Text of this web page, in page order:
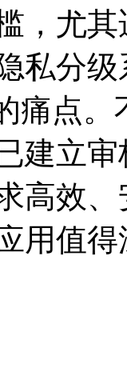
，尤
私分
痛点
建立
高效
用值